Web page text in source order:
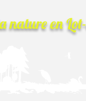
natureen